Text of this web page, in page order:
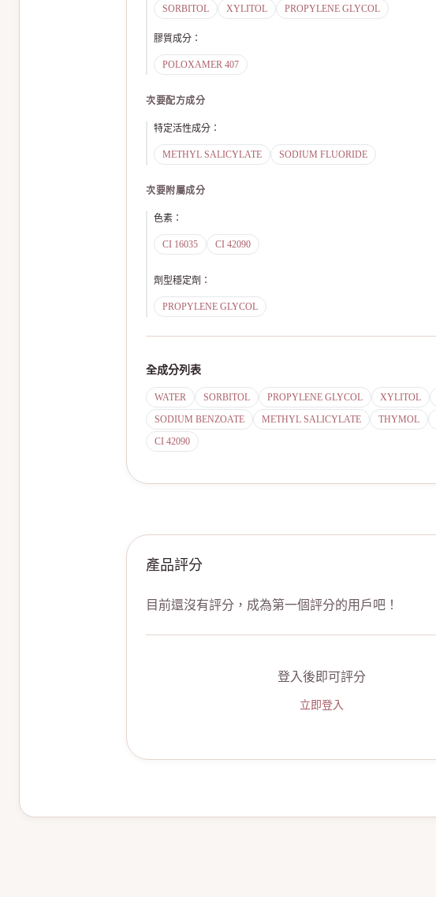
SORBITOL XYLITOL PROPYLENE GLYCOL
膠質成分 ：
POLOXAMER 407
次要配方成分
特定活性成分 ：
METHYL SALICYLATE SODIUM FLUORIDE
次要附屬成分
色素 ：
CI 16035 CI 42090
劑型穩定劑 ：
PROPYLENE GLYCOL
全成分列表
WATER SORBITOL PROPYLENE GLYCOL XYLITOL
SODIUM BENZOATE
METHYL SALICYLATE THYMOL
CI 42090
產品評分
目前還沒有評分，成為第一個評分的用戶吧！
登入後即可評分
立即登入